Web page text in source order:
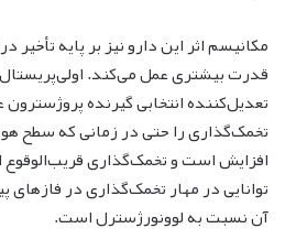
مکانیسم اثر این دارو نیز بر پایه
قدرت بیشتری عمل می‌کند.
تعدیل‌کننده انتخابی گیرنده
تخمک‌گذاری را حتی در زمانی که سطح
افزایش است و تخمک‌گذاری قریب‌الوقوع
توانایی در مهار تخمک‌گذاری در
آن نسبت به لوونورژسترل است.